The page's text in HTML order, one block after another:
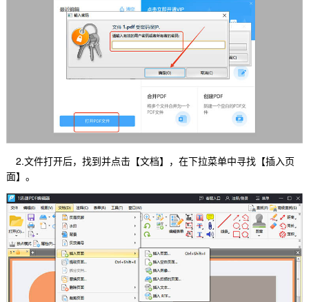
2.文件打开后，找到并点击【文档】，在下拉菜单中寻找【插入页
面】。